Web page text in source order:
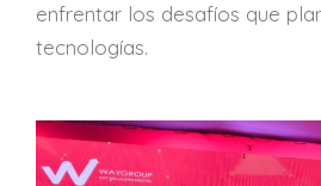
enfrentar los desafíos que
tecnologías.